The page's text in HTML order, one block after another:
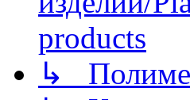
products
↳